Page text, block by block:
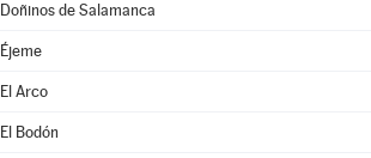
Doñinos de Salamanca
Éjeme
El Arco
El Bodón